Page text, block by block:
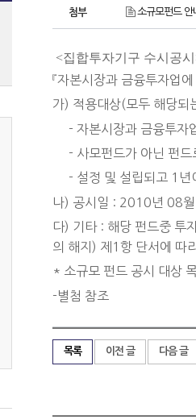
첨부 소규모펀드
<집합투자기구 수시공
『자본시장과 금융투자업
가) 적용대상(모두 해당되
- 자본시장과 금융투자
- 사모펀드가 아닌 펀드
- 설정 및 설립되고 1년
나) 공시일 : 2010년 08
다) 기타 : 해당 펀드중 투
의 해지) 제1항 단서에 따
* 소규모 펀드 공시 대상
-별첨 참조
목록 이전 글 다음 글